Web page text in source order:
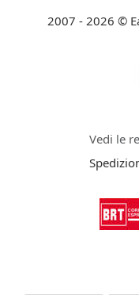
2007 - 2026 ©
Vedi le